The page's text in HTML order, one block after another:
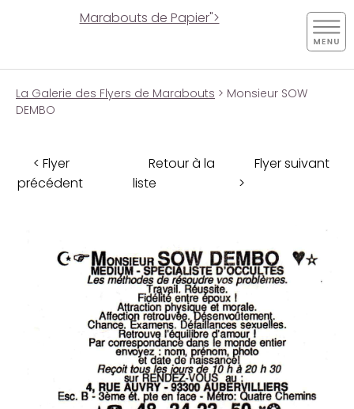
Marabouts de Papier">
La Galerie des Flyers de Marabouts > Monsieur SOW
DEMBO
< Flyer
précédent
Retour à la
liste
Flyer suivant
>